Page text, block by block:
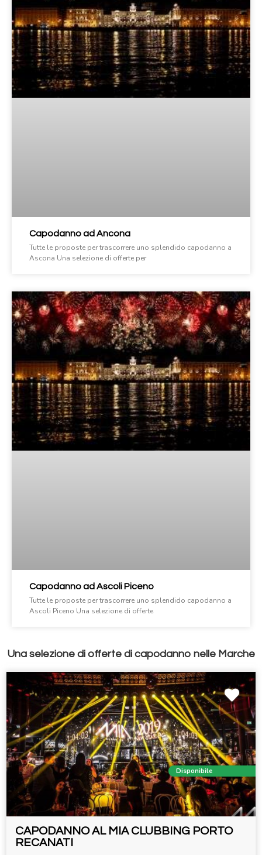
Capodanno ad Ancona
Tutte le proposte per trascorrere uno splendido capodanno a
Ascona Una selezione di offerte per
Capodanno ad Ascoli Piceno
Tutte le proposte per trascorrere uno splendido capodanno a
Ascoli Piceno Una selezione di offerte
Una selezione di offerte di capodanno nelle Marche
Disponibile
CAPODANNO AL MIA CLUBBING PORTO
RECANATI